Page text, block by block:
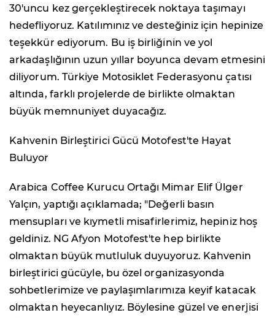
30'uncu kez gerçekleştirecek noktaya taşımayı
hedefliyoruz. Katılımınız ve desteğiniz için hepinize
teşekkür ediyorum. Bu iş birliğinin ve yol
arkadaşlığının uzun yıllar boyunca devam etmesini
diliyorum. Türkiye Motosiklet Federasyonu çatısı
altında, farklı projelerde de birlikte olmaktan
büyük memnuniyet duyacağız.
Kahvenin Birleştirici Gücü Motofest'te Hayat
Buluyor
Arabica Coffee Kurucu Ortağı Mimar Elif Ülger
Yalçın, yaptığı açıklamada; "Değerli basın
mensupları ve kıymetli misafirlerimiz, hepiniz hoş
geldiniz. NG Afyon Motofest'te hep birlikte
olmaktan büyük mutluluk duyuyoruz. Kahvenin
birleştirici gücüyle, bu özel organizasyonda
sohbetlerimize ve paylaşımlarımıza keyif katacak
olmaktan heyecanlıyız. Böylesine güzel ve enerjisi